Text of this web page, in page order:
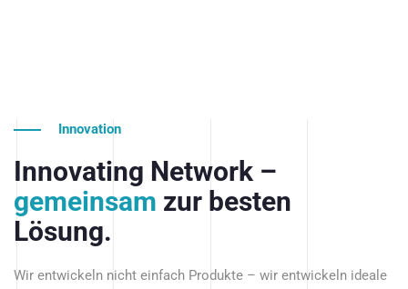
Innovation
Innovating Network –
gemeinsam zur besten
Lösung.
Wir entwickeln nicht einfach Produkte – wir entwickeln ideale